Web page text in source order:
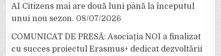
AI Citizens mai are două luni până la începutul
unui nou sezon. 08/07/2026
COMUNICAT DE PRESĂ: Asociația NOI a finalizat
cu succes proiectul Erasmus+ dedicat dezvoltării